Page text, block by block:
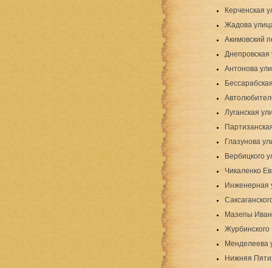
Керченская
Жадова
Акимовский
Днепровская
Антонова
Луганская
Глазунова
Вербицкого
Чикаленко
Инженерная
Мазепы
Журбинского
Менделеева
Нижняя